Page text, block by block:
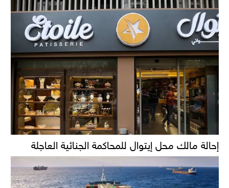
إحالة مالك محل إيتوال للمحاكمة الجنائية العاجلة